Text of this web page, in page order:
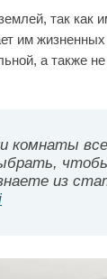
так как
им
а также
комнаты
из